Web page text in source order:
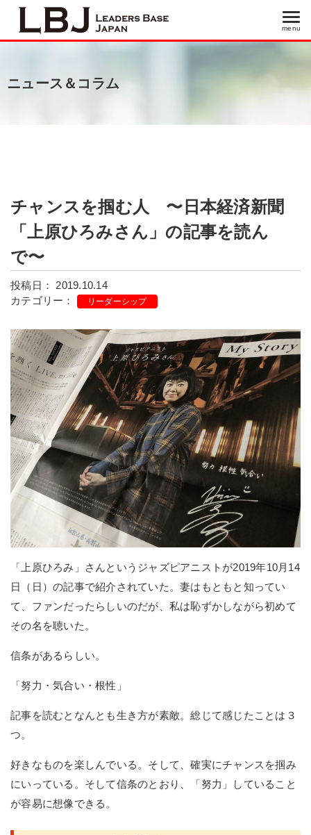
menu
menu
ニュース＆コラム
チャンスを掴む人 〜日本経済新聞
「上原ひろみさん」の記事を読ん
で〜
投稿日： 2019.10.14
カテゴリー：
リーダーシップ
「上原ひろみ」さんというジャズピアニストが2019年10月14
日（日）の記事で紹介されていた。妻はもともと知ってい
て、ファンだったらしいのだが、私は恥ずかしながら初めて
その名を聴いた。
信条があるらしい。
「努力・気合い・根性」
記事を読むとなんとも生き方が素敵。総じて感じたことは３
つ。
好きなものを楽しんでいる。そして、確実にチャンスを掴み
にいっている。そして信条のとおり、「努力」していること
が容易に想像できる。